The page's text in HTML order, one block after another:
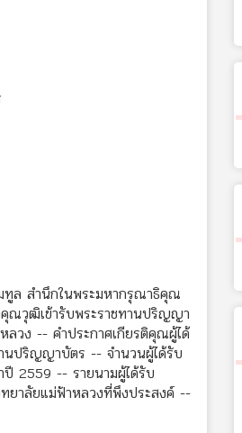
ทูล สำนึกในพระมหากรุณาธิคุณ
ณวุฒิเข้ารับพระราชทานปริญญา
วง -- คำประกาศเกียรติคุณผู้ได้
ปริญญาบัตร -- จำนวนผู้ได้รับ
ปี 2559 -- รายนามผู้ได้รับ
าลัยแม่ฟ้าหลวงที่พึงประสงค์ --